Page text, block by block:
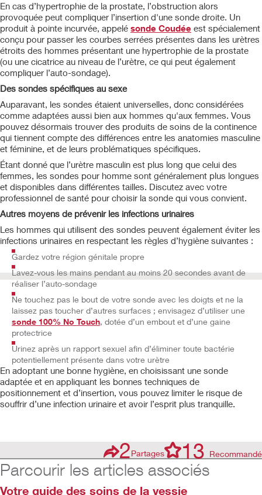
En cas d’hypertrophie de la prostate, l’obstruction alors
provoquée peut compliquer l’insertion d'une sonde droite. Un
produit à pointe incurvée, appelé sonde Coudée est spécialement
conçu pour passer les courbes serrées présentes dans les urètres
étroits des hommes présentant une hypertrophie de la prostate
(ou une cicatrice au niveau de l’urètre, ce qui peut également
compliquer l’auto-sondage).
Des sondes spécifiques au sexe
Auparavant, les sondes étaient universelles, donc considérées
comme adaptées aussi bien aux hommes qu'aux femmes. Vous
pouvez désormais trouver des produits de soins de la continence
qui tiennent compte des différences entre les anatomies masculine
et féminine, et de leurs problématiques spécifiques.
Étant donné que l’urètre masculin est plus long que celui des
femmes, les sondes pour homme sont généralement plus longues
et disponibles dans différentes tailles. Discutez avec votre
professionnel de santé pour choisir la sonde qui vous convient.
Autres moyens de prévenir les infections urinaires
Les hommes qui utilisent des sondes peuvent également éviter les
infections urinaires en respectant les règles d’hygiène suivantes :
Gardez votre région génitale propre
Lavez-vous les mains pendant au moins 20 secondes avant de
réaliser l’auto-sondage
Ne touchez pas le bout de votre sonde avec les doigts et ne la
laissez pas toucher d’autres surfaces ; envisagez d’utiliser une
sonde 100% No Touch, dotée d’un embout et d’une gaine
protectrice
Urinez après un rapport sexuel afin d’éliminer toute bactérie
potentiellement présente dans votre urètre
En adoptant une bonne hygiène, en choisissant une sonde
adaptée et en appliquant les bonnes techniques de
positionnement et d’insertion, vous pouvez limiter le risque de
souffrir d’une infection urinaire et avoir l’esprit plus tranquille.
2Partages 13 Recommandé
Parcourir les articles associés
Votre guide des soins de la vessie